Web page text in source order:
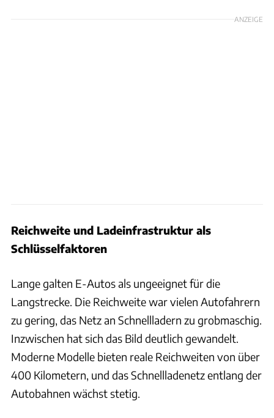
ANZEIGE
Reichweite und Ladeinfrastruktur als
Schlüsselfaktoren
Lange galten E-Autos als ungeeignet für die
Langstrecke. Die Reichweite war vielen Autofahrern
zu gering, das Netz an Schnellladern zu grobmaschig.
Inzwischen hat sich das Bild deutlich gewandelt.
Moderne Modelle bieten reale Reichweiten von über
400 Kilometern, und das Schnellladenetz entlang der
Autobahnen wächst stetig.